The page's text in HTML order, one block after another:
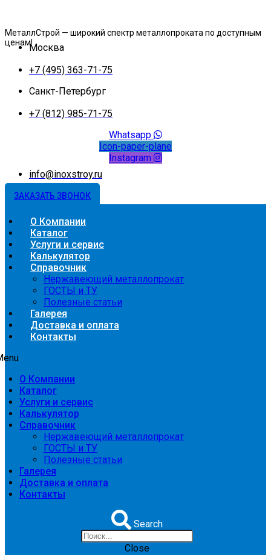
МеталлСтрой — широкий спектр металлопроката по доступным
ценам!Москва
+7 (495) 363-71-75
Санкт-Петербург
+7 (812) 985-71-75
Whatsapp
Icon-paper-plane
Instagram
info@inoxstroy.ru
ЗАКАЗАТЬ ЗВОНОК
О Компании
Каталог
Услуги и сервис
Калькулятор
Справочник
Нержавеющий металлопрокат
ГОСТЫ и ТУ
Полезные статьи
Галерея
Доставка и оплата
Контакты
О Компании
Каталог
Услуги и сервис
Калькулятор
Справочник
Нержавеющий металлопрокат
ГОСТЫ и ТУ
Полезные статьи
Галерея
Доставка и оплата
Контакты
Search
Close